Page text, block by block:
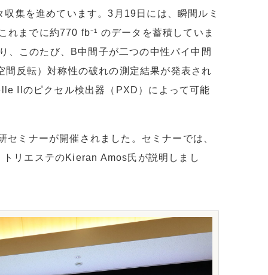
集を進めています。3月19日には、瞬間ルミ
れまでに約770 fb⁻¹ のデータを蓄積していま
、このたび、B中間子が二つの中性パイ中間
反転）対称性の破れの測定結果が発表され
IIのピクセル検出器（PXD）によって可能
ミナーが開催されました。セミナーでは、
リエステのKieran Amos氏が説明しまし